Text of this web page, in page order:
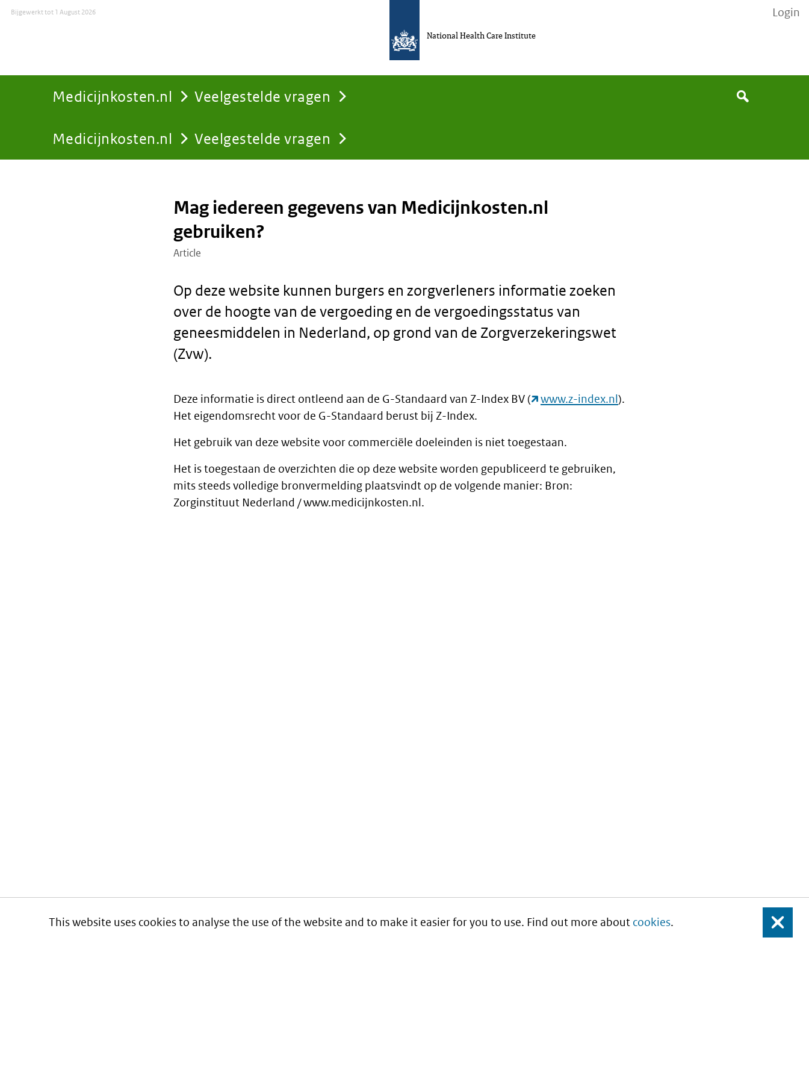
This website uses cookies to analyse the use of the website and to make it easier for you to use. Find out more about cookies. Close
Medicijnkosten.nl Veelgestelde vragen
You
Medicijnkosten.nl Veelgestelde vragen
Search
National Health Care Institute
Bijgewerkt tot1 August 2026 Login
Mag iedereen gegevens van Medicijnkosten.nl
gebruiken?
Article
Op deze website kunnen burgers en zorgverleners informatie zoeken
over de hoogte van de vergoeding en de vergoedingsstatus van
geneesmiddelen in Nederland, op grond van de Zorgverzekeringswet
(Zvw).
Tekst
Deze informatie is direct ontleend aan de G-Standaard van Z-Index BV ( www.z-index.nl).
Het eigendomsrecht voor de G-Standaard berust bij Z-Index.
Het gebruik van deze website voor commerciële doeleinden is niet toegestaan.
Het is toegestaan de overzichten die op deze website worden gepubliceerd te gebruiken,
mits steeds volledige bronvermelding plaatsvindt op de volgende manier: Bron:
Zorginstituut Nederland / www.medicijnkosten.nl.